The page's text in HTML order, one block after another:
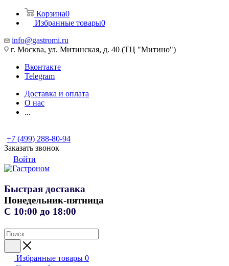
Корзина0
Избранные товары0
info@gastromi.ru
г. Москва, ул. Митинская, д. 40 (ТЦ "Митино")
Вконтакте
Telegram
Доставка и оплата
О нас
...
+7 (499) 288-80-94
Заказать звонок
Войти
Быстрая доставка
Понедельник-пятница
С 10:00 до 18:00
Избранные товары 0